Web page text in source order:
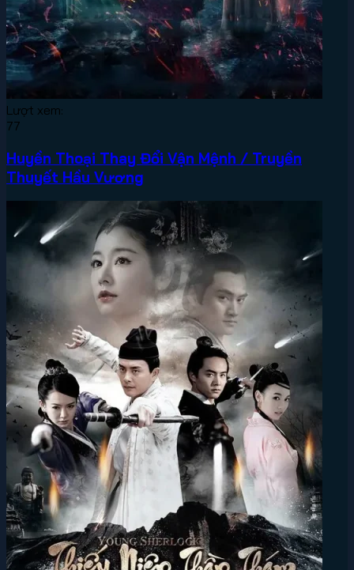
Lượt xem:
77
Huyền Thoại Thay Đổi Vận Mệnh / Truyền
Thuyết Hầu Vương